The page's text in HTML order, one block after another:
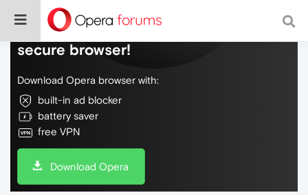
Do more on the web, with a fast and
secure browser!
Download Opera browser with:
built-in ad blocker
battery saver
free VPN
Download Opera